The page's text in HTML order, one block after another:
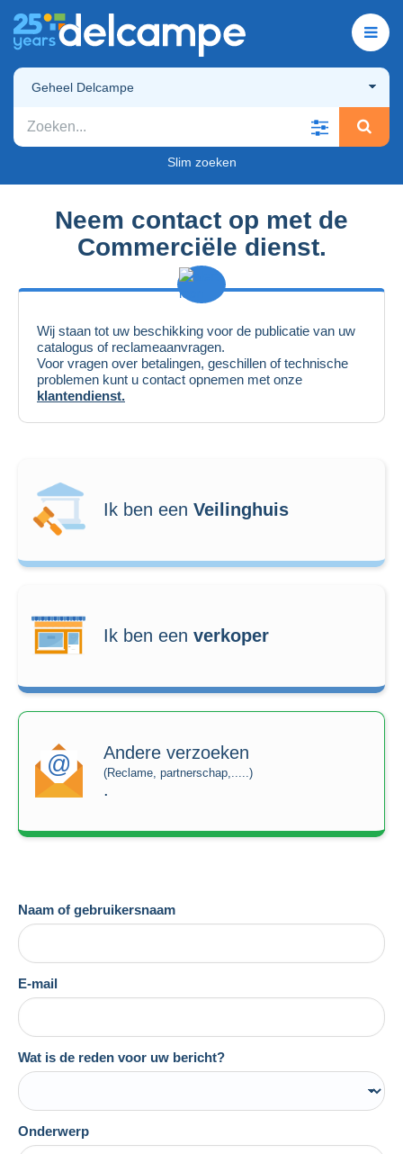
Geheel Delcampe
Slim zoeken
Neem contact op met de
Commerciële dienst.
Wij staan tot uw beschikking voor de publicatie van uw
catalogus of reclameaanvragen.
Voor vragen over betalingen, geschillen of technische
problemen kunt u contact opnemen met onze
klantendienst.
Ik ben een Veilinghuis
Ik ben een verkoper
Andere verzoeken
(Reclame, partnerschap,.....)
.
Naam of gebruikersnaam
E-mail
Wat is de reden voor uw bericht?
Onderwerp